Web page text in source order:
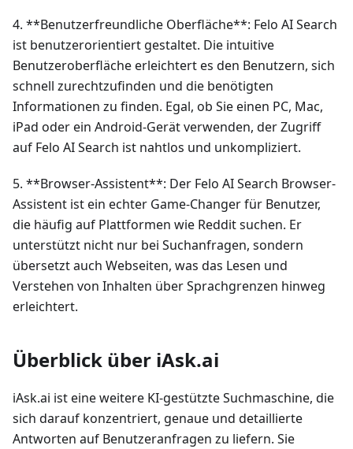
4. **Benutzerfreundliche Oberfläche**: Felo AI Search
ist benutzerorientiert gestaltet. Die intuitive
Benutzeroberfläche erleichtert es den Benutzern, sich
schnell zurechtzufinden und die benötigten
Informationen zu finden. Egal, ob Sie einen PC, Mac,
iPad oder ein Android-Gerät verwenden, der Zugriff
auf Felo AI Search ist nahtlos und unkompliziert.
5. **Browser-Assistent**: Der Felo AI Search Browser-
Assistent ist ein echter Game-Changer für Benutzer,
die häufig auf Plattformen wie Reddit suchen. Er
unterstützt nicht nur bei Suchanfragen, sondern
übersetzt auch Webseiten, was das Lesen und
Verstehen von Inhalten über Sprachgrenzen hinweg
erleichtert.
Überblick über iAsk.ai
iAsk.ai ist eine weitere KI-gestützte Suchmaschine, die
sich darauf konzentriert, genaue und detaillierte
Antworten auf Benutzeranfragen zu liefern. Sie